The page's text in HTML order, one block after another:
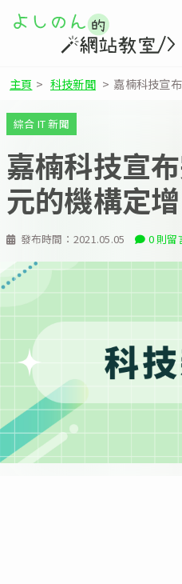
主頁 > 科技新聞 > 嘉楠科技宣
發布時間： 2021.05.05 0 則留
綜合 IT 新聞
嘉楠科技宣
元的機構定增